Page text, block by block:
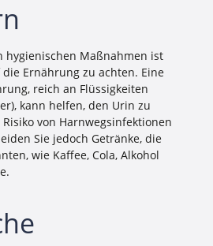
hygienischen Maßnahmen ist
Ernährung zu achten. Eine
reich an Flüssigkeiten
kann helfen, den Urin zu
von Harnwegsinfektionen
Sie jedoch Getränke, die
wie Kaffee, Cola, Alkohol